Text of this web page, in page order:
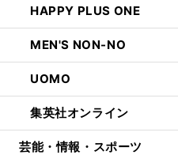
HAPPY PLUS ONE
MEN'S NON-NO
UOMO
集英社オンライン
芸能・情報・スポーツ